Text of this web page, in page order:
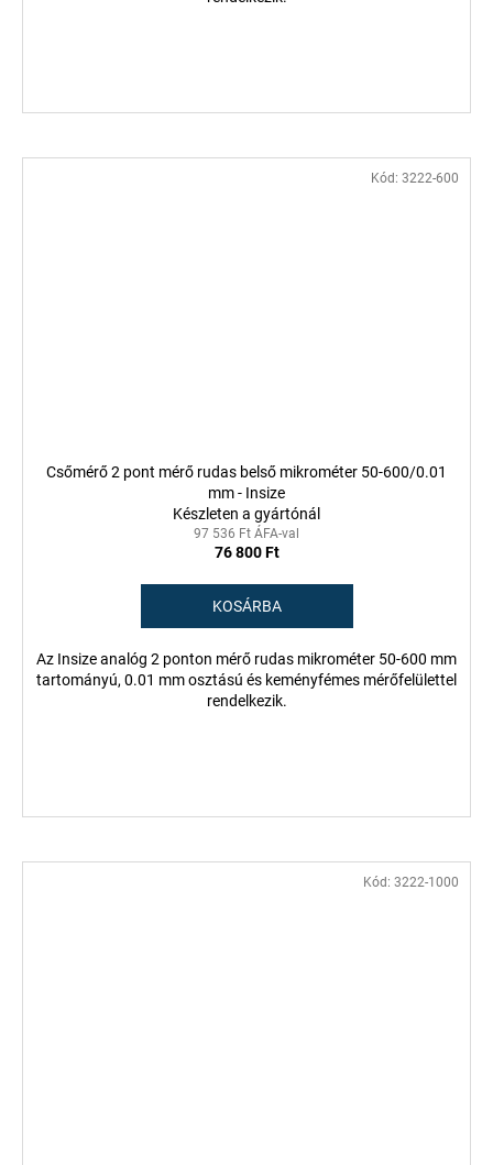
Csőmérő 2 pont mérő rudas belső mikrométer 50-600/0.01
mm - Insize
Készleten a gyártónál
97 536 Ft ÁFA-val
76 800 Ft
KOSÁRBA
Az Insize analóg 2 ponton mérő rudas mikrométer 50-600 mm
tartományú, 0.01 mm osztású és keményfémes mérőfelülettel
rendelkezik.
Kód: 3222-600
Kód: 3222-1000